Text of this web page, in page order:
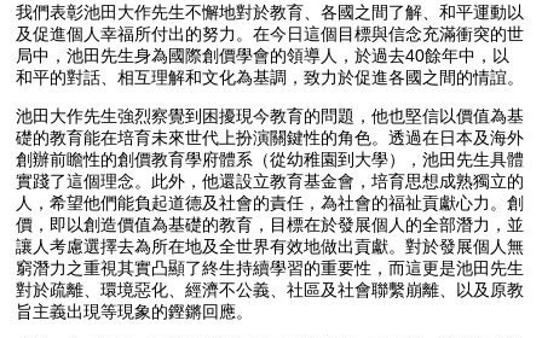
我們表彰池田大作先生不懈地對於教育、各國之間了解、和平運動以
及促進個人幸福所付出的努力。在今日這個目標與信念充滿衝突的世
局中，池田先生身為國際創價學會的領導人，於過去40餘年中，以
和平的對話、相互理解和文化為基調，致力於促進各國之間的情誼。
池田大作先生強烈察覺到困擾現今教育的問題，他也堅信以價值為基
礎的教育能在培育未來世代上扮演關鍵性的角色。透過在日本及海外
創辦前瞻性的創價教育學府體系（從幼稚園到大學），池田先生具體
實踐了這個理念。此外，他還設立教育基金會，培育思想成熟獨立的
人，希望他們能負起道德及社會的責任，為社會的福祉貢獻心力。創
價，即以創造價值為基礎的教育，目標在於發展個人的全部潛力，並
讓人考慮選擇去為所在地及全世界有效地做出貢獻。對於發展個人無
窮潛力之重視其實凸顯了終生持續學習的重要性，而這更是池田先生
對於疏離、環境惡化、經濟不公義、社區及社會聯繫崩離、以及原教
旨主義出現等現象的鏗鏘回應。